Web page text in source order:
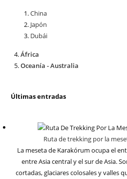
China
Japón
Dubái
África
Oceanía - Australia
Últimas entradas
Ruta de trekking por la
La meseta de Karakórum ocupa el
entre Asia central y el sur de Asia.
cortadas, glaciares colosales y valles